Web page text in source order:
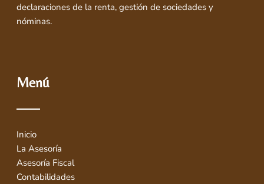
declaraciones de la renta, gestión de sociedades y
nóminas.
Menú
Inicio
La Asesoría
Asesoría Fiscal
Contabilidades